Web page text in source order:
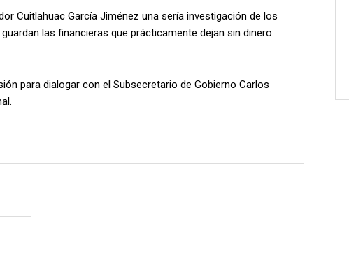
Cuitlahuac García Jiménez una sería investigación de los
las financieras que prácticamente dejan sin dinero
para dialogar con el Subsecretario de Gobierno Carlos